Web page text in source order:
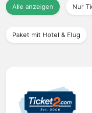
Alle anzeigen Nur
Paket mit Hotel & Flug